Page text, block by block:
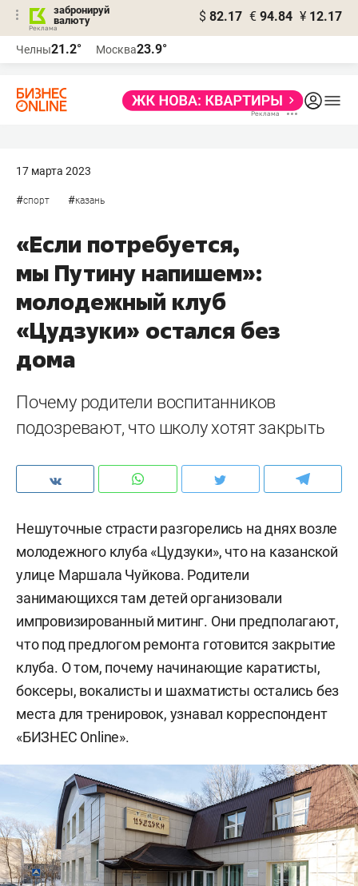
забронируй
валюту
$ 82.17 € 94.84 ¥ 12.17
Челны21.2° Москва23.9°
17 марта 2023
#спорт #казань
«Если потребуется,
мы Путину напишем»:
молодежный клуб
«Цудзуки» остался без
дома
Почему родители воспитанников
подозревают, что школу хотят закрыть
Нешуточные страсти разгорелись на днях возле
молодежного клуба «Цудзуки», что на казанской
улице Маршала Чуйкова. Родители
занимающихся там детей организовали
импровизированный митинг. Они предполагают,
что под предлогом ремонта готовится закрытие
клуба. О том, почему начинающие каратисты,
боксеры, вокалисты и шахматисты остались без
места для тренировок, узнавал корреспондент
«БИЗНЕС Online».